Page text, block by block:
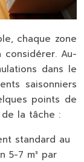
chaque zone
Au-
dans le
saisonniers
points de
de la tâche :
standard au
5-7 m³ par